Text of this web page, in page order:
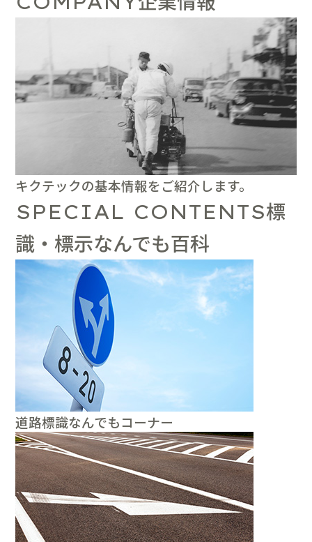
キクテックの基本情報をご紹介します。
SPECIAL CONTENTS標
識・標示なんでも百科
道路標識なんでもコーナー